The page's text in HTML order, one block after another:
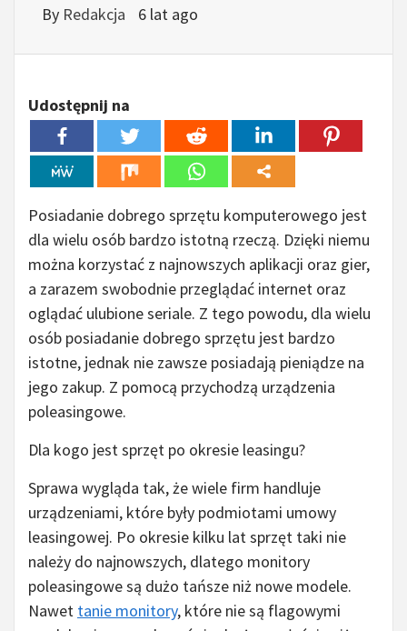
By Redakcja 6 lat ago
Udostępnij na
Posiadanie dobrego sprzętu komputerowego jest
dla wielu osób bardzo istotną rzeczą. Dzięki niemu
można korzystać z najnowszych aplikacji oraz gier,
a zarazem swobodnie przeglądać internet oraz
oglądać ulubione seriale. Z tego powodu, dla wielu
osób posiadanie dobrego sprzętu jest bardzo
istotne, jednak nie zawsze posiadają pieniądze na
jego zakup. Z pomocą przychodzą urządzenia
poleasingowe.
Dla kogo jest sprzęt po okresie leasingu?
Sprawa wygląda tak, że wiele firm handluje
urządzeniami, które były podmiotami umowy
leasingowej. Po okresie kilku lat sprzęt taki nie
należy do najnowszych, dlatego monitory
poleasingowe są dużo tańsze niż nowe modele.
Nawet tanie monitory, które nie są flagowymi